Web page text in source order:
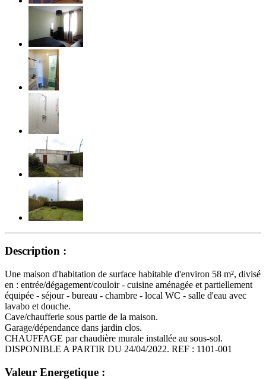
Description :
Une maison d'habitation de surface habitable d'environ 58 m², divisé
en : entrée/dégagement/couloir - cuisine aménagée et partiellement
équipée - séjour - bureau - chambre - local WC - salle d'eau avec
lavabo et douche.
Cave/chaufferie sous partie de la maison.
Garage/dépendance dans jardin clos.
CHAUFFAGE par chaudière murale installée au sous-sol.
DISPONIBLE A PARTIR DU 24/04/2022. REF : 1101-001
Valeur Energetique :